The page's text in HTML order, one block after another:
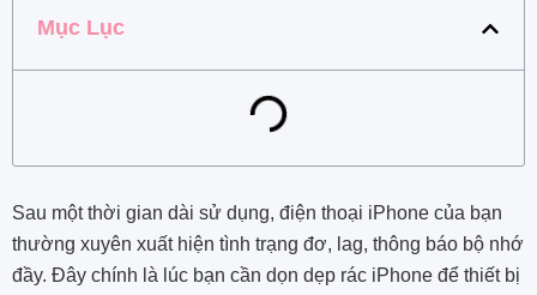
Mục Lục
Sau một thời gian dài sử dụng, điện thoại iPhone của bạn
thường xuyên xuất hiện tình trạng đơ, lag, thông báo bộ nhớ
đầy. Đây chính là lúc bạn cần dọn dẹp rác iPhone để thiết bị